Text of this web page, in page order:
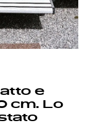
e
cm. Lo